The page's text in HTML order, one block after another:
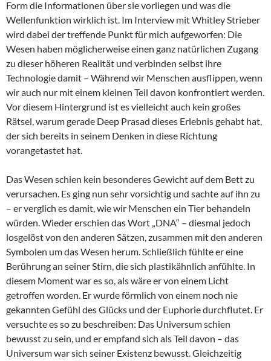
Form die Informationen über sie vorliegen und was die
Wellenfunktion wirklich ist. Im Interview mit Whitley Strieber
wird dabei der treffende Punkt für mich aufgeworfen: Die
Wesen haben möglicherweise einen ganz natürlichen Zugang
zu dieser höheren Realität und verbinden selbst ihre
Technologie damit – Während wir Menschen ausflippen, wenn
wir auch nur mit einem kleinen Teil davon konfrontiert werden.
Vor diesem Hintergrund ist es vielleicht auch kein großes
Rätsel, warum gerade Deep Prasad dieses Erlebnis gehabt hat,
der sich bereits in seinem Denken in diese Richtung
vorangetastet hat.
Das Wesen schien kein besonderes Gewicht auf dem Bett zu
verursachen. Es ging nun sehr vorsichtig und sachte auf ihn zu
– er verglich es damit, wie wir Menschen ein Tier behandeln
würden. Wieder erschien das Wort „DNA“ – diesmal jedoch
losgelöst von den anderen Sätzen, zusammen mit den anderen
Symbolen um das Wesen herum. Schließlich fühlte er eine
Berührung an seiner Stirn, die sich plastikähnlich anfühlte. In
diesem Moment war es so, als wäre er von einem Licht
getroffen worden. Er wurde förmlich von einem noch nie
gekannten Gefühl des Glücks und der Euphorie durchflutet. Er
versuchte es so zu beschreiben: Das Universum schien
bewusst zu sein, und er empfand sich als Teil davon – das
Universum war sich seiner Existenz bewusst. Gleichzeitig